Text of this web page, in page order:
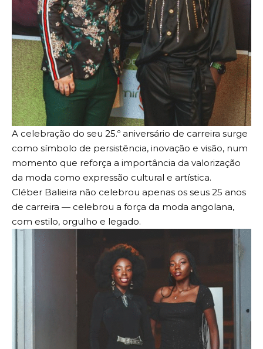
A celebração do seu 25.º aniversário de carreira surge
como símbolo de persistência, inovação e visão, num
momento que reforça a importância da valorização
da moda como expressão cultural e artística.
Cléber Balieira não celebrou apenas os seus 25 anos
de carreira — celebrou a força da moda angolana,
com estilo, orgulho e legado.